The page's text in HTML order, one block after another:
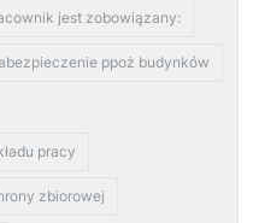
jest zobowiązany:
ppoż budynków
pracy
zbiorowej